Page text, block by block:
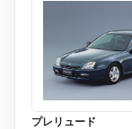
プレリュード